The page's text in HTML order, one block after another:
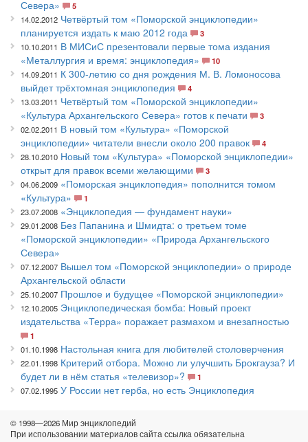
Севера»
5
14.02.2012 Четвёртый том «Поморской энциклопедии»
планируется издать к маю 2012 года
3
10.10.2011 В МИСиС презентовали первые тома издания
«Металлургия и время: энциклопедия»
10
14.09.2011 К 300-летию со дня рождения М. В. Ломоносова
выйдет трёхтомная энциклопедия
4
13.03.2011 Четвёртый том «Поморской энциклопедии»
«Культура Архангельского Севера» готов к печати
3
02.02.2011 В новый том «Культура» «Поморской
энциклопедии» читатели внесли около 200 правок
4
28.10.2010 Новый том «Культура» «Поморской энциклопедии»
открыт для правок всеми желающими
3
04.06.2009 «Поморская энциклопедия» пополнится томом
«Культура»
1
23.07.2008 «Энциклопедия — фундамент науки»
29.01.2008 Без Папанина и Шмидта: о третьем томе
«Поморской энциклопедии» «Природа Архангельского
Севера»
07.12.2007 Вышел том «Поморской энциклопедии» о природе
Архангельской области
25.10.2007 Прошлое и будущее «Поморской энциклопедии»
12.10.2005 Энциклопедическая бомба: Новый проект
издательства «Терра» поражает размахом и внезапностью
1
01.10.1998 Настольная книга для любителей столоверчения
22.01.1998 Критерий отбора. Можно ли улучшить Брокгауза? И
будет ли в нём статья «телевизор»?
1
07.02.1995 У России нет герба, но есть Энциклопедия
© 1998—2026 Мир энциклопедий
При использовании материалов сайта ссылка обязательна